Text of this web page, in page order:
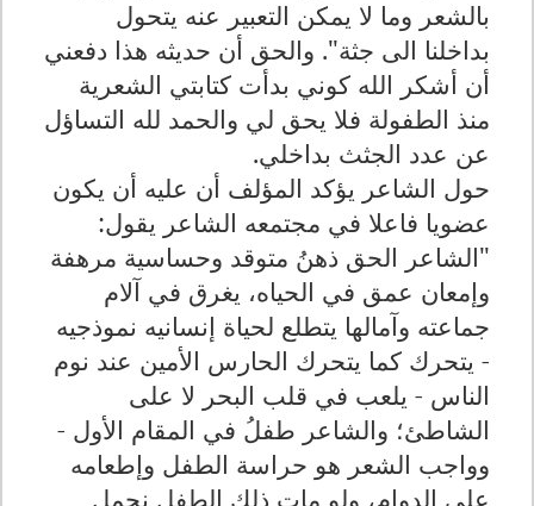
بالشعر وما لا يمكن التعبير عنه يتحول
بداخلنا الى جثة". والحق أن حديثه هذا دفعني
أن أشكر الله كوني بدأت كتابتي الشعرية
منذ الطفولة فلا يحق لي والحمد لله التساؤل
عن عدد الجثث بداخلي.
حول الشاعر يؤكد المؤلف أن عليه أن يكون
عضويا فاعلا في مجتمعه الشاعر يقول:
"الشاعر الحق ذهنُ متوقد وحساسية مرهفة
وإمعان عمق في الحياه، يغرق في آلام
جماعته وآمالها يتطلع لحياة إنسانيه نموذجيه
- يتحرك كما يتحرك الحارس الأمين عند نوم
الناس - يلعب في قلب البحر لا على
الشاطئ؛ والشاعر طفلُ في المقام الأول -
وواجب الشعر هو حراسة الطفل وإطعامه
على الدوام، ولو مات ذلك الطفل نحمل